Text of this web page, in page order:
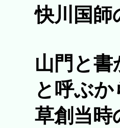
遺偈（
ず三門
らだ
規模は